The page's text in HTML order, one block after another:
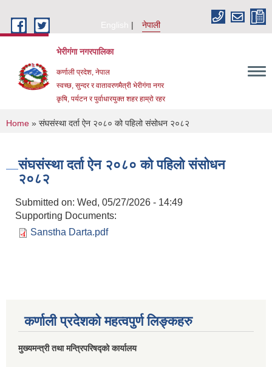
English
नेपाली
भेरीगंगा नगरपालिका
कर्णाली प्रदेश, नेपाल
स्वच्छ, सुन्दर र वातावरणमैत्री भेरीगंगा नगर
कृषि, पर्यटन र पुर्वाधारयुक्त शहर हाम्रो रहर
You are here
Home » संघसंस्था दर्ता ऐन २०८० को पहिलो संसोधन २०८२
संघसंस्था दर्ता ऐन २०८० को पहिलो संसोधन
२०८२
Submitted on: Wed, 05/27/2026 - 14:49
Supporting Documents:
Sanstha Darta.pdf
कर्णाली प्रदेशको महत्वपुर्ण लिङ्कहरु
मुख्यमन्त्री तथा मन्त्रिपरिषद्को कार्यालय